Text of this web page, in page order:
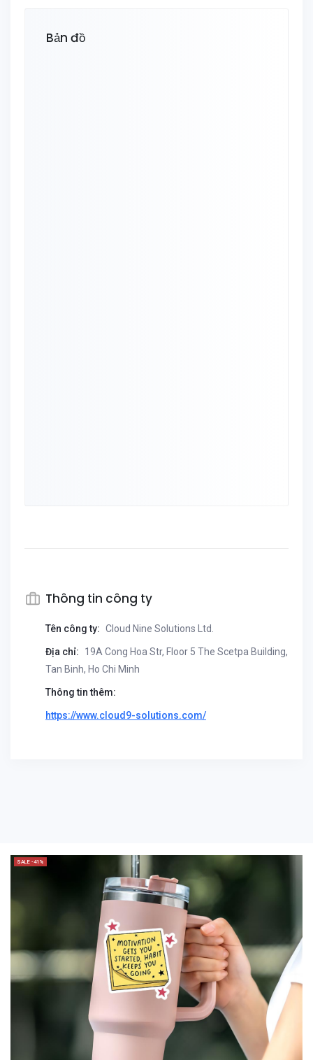
Bản đồ
Thông tin công ty
Tên công ty: Cloud Nine Solutions Ltd.
Địa chỉ:
19A Cong Hoa Str, Floor 5 The Scetpa Building,
Tan Binh, Ho Chi Minh
Thông tin thêm:
https://www.cloud9-solutions.com/
SALE -41%